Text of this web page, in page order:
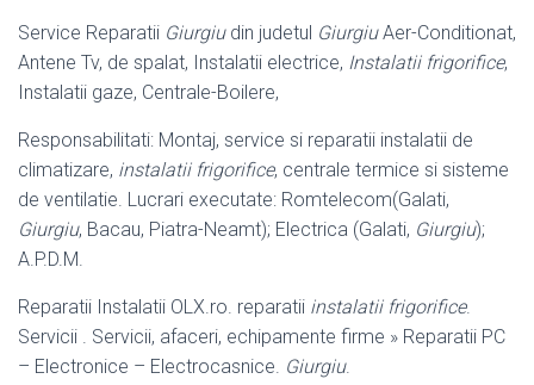
Service Reparatii Giurgiudin judetul GiurgiuAer-Conditionat,
Antene Tv, de spalat, Instalatii electrice, Instalatii frigorifice,
Instalatii gaze, Centrale-Boilere,
Responsabilitati: Montaj, service si reparatii instalatii de
climatizare, instalatii frigorifice, centrale termice si sisteme
de ventilatie. Lucrari executate: Romtelecom(Galati,
Giurgiu, Bacau, Piatra-Neamt); Electrica (Galati, Giurgiu);
A.P.D.M.
Reparatii Instalatii OLX.ro. reparatii instalatii frigorifice.
Servicii . Servicii, afaceri, echipamente firme » Reparatii PC
– Electronice – Electrocasnice. Giurgiu.